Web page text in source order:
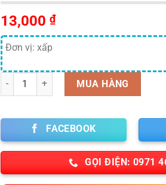
13,000 ₫
Đơn vị: xấp
Số lượng MUA HÀNG
FACEBOOK
GỌI ĐIỆN: 0971